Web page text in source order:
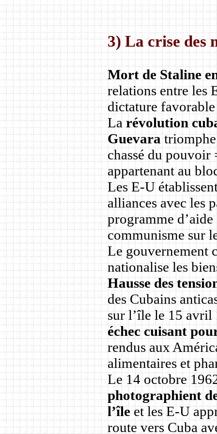
3) La crise des
Mort de Staline
relations entre les
dictature
Larévolution
Guevaratriomphe
chassé du
appartenant au
Les E-U
alliances avec les
programme
communisme sur
Le gouvernement
nationalise les
Hausse des
des Cubains
sur l’île le 15 avril
échec cuisant
rendus aux
alimentaires et
Le 14 octobre
photographient
l’îleet les E-U
route vers Cuba